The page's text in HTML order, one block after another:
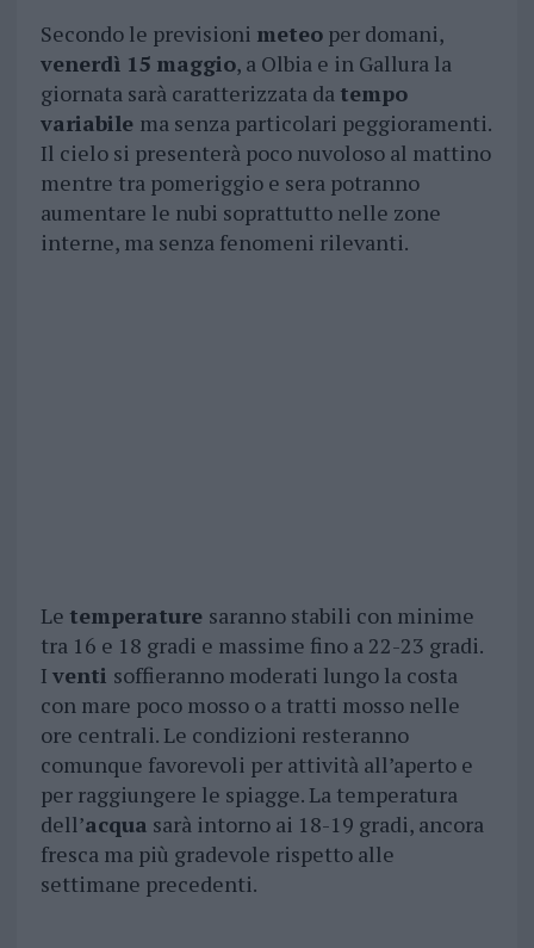
Secondo le previsioni meteoper domani,
venerdì 15 maggio, a Olbia e in Gallura la
giornata sarà caratterizzata da tempo
variabile ma senza particolari peggioramenti.
Il cielo si presenterà poco nuvoloso al mattino
mentre tra pomeriggio e sera potranno
aumentare le nubi soprattutto nelle zone
interne, ma senza fenomeni rilevanti.
Le temperature saranno stabili con minime
tra 16 e 18 gradi e massime fino a 22-23 gradi.
I venti soffieranno moderati lungo la costa
con mare poco mosso o a tratti mosso nelle
ore centrali. Le condizioni resteranno
comunque favorevoli per attività all’aperto e
per raggiungere le spiagge. La temperatura
dell’acqua sarà intorno ai 18-19 gradi, ancora
fresca ma più gradevole rispetto alle
settimane precedenti.